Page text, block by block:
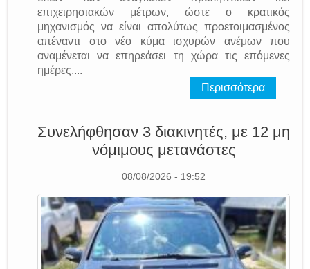
επιχειρησιακών μέτρων, ώστε ο κρατικός
μηχανισμός να είναι απολύτως προετοιμασμένος
απέναντι στο νέο κύμα ισχυρών ανέμων που
αναμένεται να επηρεάσει τη χώρα τις επόμενες
ημέρες....
Περισσότερα
Συνελήφθησαν 3 διακινητές, με 12 μη
νόμιμους μετανάστες
08/08/2026 - 19:52